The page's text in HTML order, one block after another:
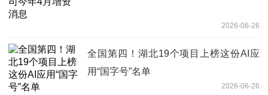
2026-06-26
全国第四！湖北19个项目上榜这份AI应
用“国字号”名单
2026-06-26